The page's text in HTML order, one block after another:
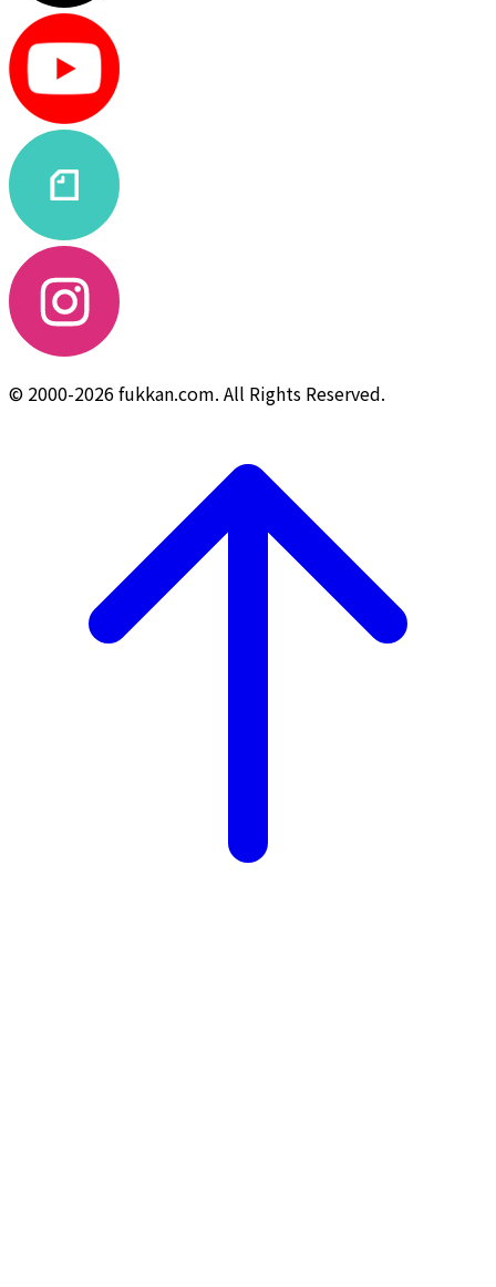
© 2000-2026 fukkan.com. All Rights Reserved.